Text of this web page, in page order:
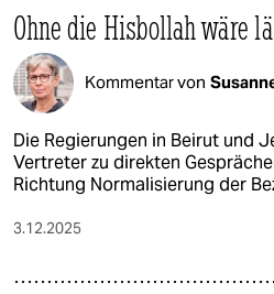
Ohne die Hisbollah wäre
Kommentar von
Die Regierungen in Beirut und
Vertreter zu direkten
Richtung Normalisierung der
3.12.2025